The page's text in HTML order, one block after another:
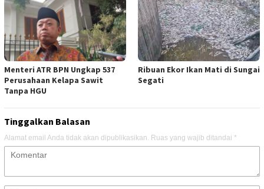
Menteri ATR BPN Ungkap 537
Perusahaan Kelapa Sawit
Tanpa HGU
Ribuan Ekor Ikan Mati di Sungai
Segati
Tinggalkan Balasan
Alamat email Anda tidak akan dipublikasikan. Ruas yang wajib ditandai *